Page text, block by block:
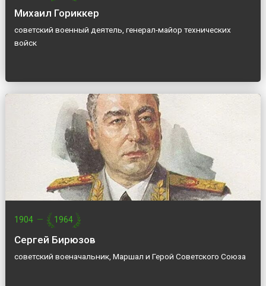
Михаил Гориккер
советский военный деятель, генерал-майор технических
войск
1904 — 1964
Сергей Бирюзов
советский военачальник, Маршал и Герой Советского Союза